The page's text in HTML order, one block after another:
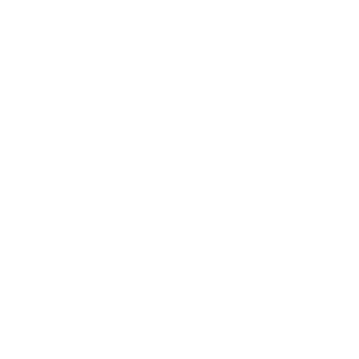
Wohnungen
gliedert sich in
Wohn-, Büro- und
zur gewerblichen
verbindet sämtliche
aller Bereiche.
Zusätzlich stehen
nahegelegenen
hinaus befinden sich im
Technikräume. Jede
zusätzlichen Stauraum
Im
für Familien eine
sowohl Büroflächen
ausschließlich
bieten.
die für viel